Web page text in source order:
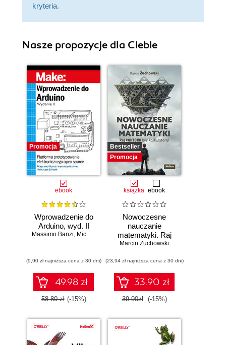
kryteria.
Nasze propozycje dla Ciebie
Promocja
ebook
Wprowadzenie do
Arduino, wyd. II
Massimo Banzi, Michael Shiloh
(9,90 zł najniższa cena z 30 dni)
49.98 zł
58.80 zł (-15%)
Bestseller
Promocja
książka ebook
Nowoczesne
nauczanie
matematyki. Raj
Cantora bez
Marcin Żuchowski
(23,94 zł najniższa cena z 30 dni)
33.90 zł
39.90zł (-15%)